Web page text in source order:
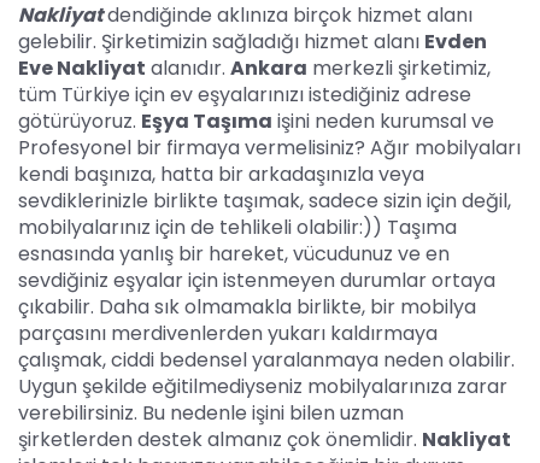
Nakliyatdendiğinde aklınıza birçok hizmet alanı
gelebilir. Şirketimizin sağladığı hizmet alanı Evden
Eve Nakliyat alanıdır. Ankara merkezli şirketimiz,
tüm Türkiye için ev eşyalarınızı istediğiniz adrese
götürüyoruz. Eşya Taşıma işini neden kurumsal ve
Profesyonel bir firmaya vermelisiniz? Ağır mobilyaları
kendi başınıza, hatta bir arkadaşınızla veya
sevdiklerinizle birlikte taşımak, sadece sizin için değil,
mobilyalarınız için de tehlikeli olabilir:)) Taşıma
esnasında yanlış bir hareket, vücudunuz ve en
sevdiğiniz eşyalar için istenmeyen durumlar ortaya
çıkabilir. Daha sık olmamakla birlikte, bir mobilya
parçasını merdivenlerden yukarı kaldırmaya
çalışmak, ciddi bedensel yaralanmaya neden olabilir.
Uygun şekilde eğitilmediyseniz mobilyalarınıza zarar
verebilirsiniz. Bu nedenle işini bilen uzman
şirketlerden destek almanız çok önemlidir. Nakliyat